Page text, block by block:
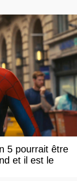
5 pourrait être
et il est le